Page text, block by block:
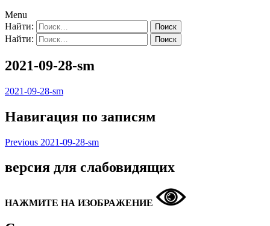
Menu
Найти:
Найти:
2021-09-28-sm
2021-09-28-sm
Навигация по записям
Previous 2021-09-28-sm
версия для слабовидящих
НАЖМИТЕ НА ИЗОБРАЖЕНИЕ